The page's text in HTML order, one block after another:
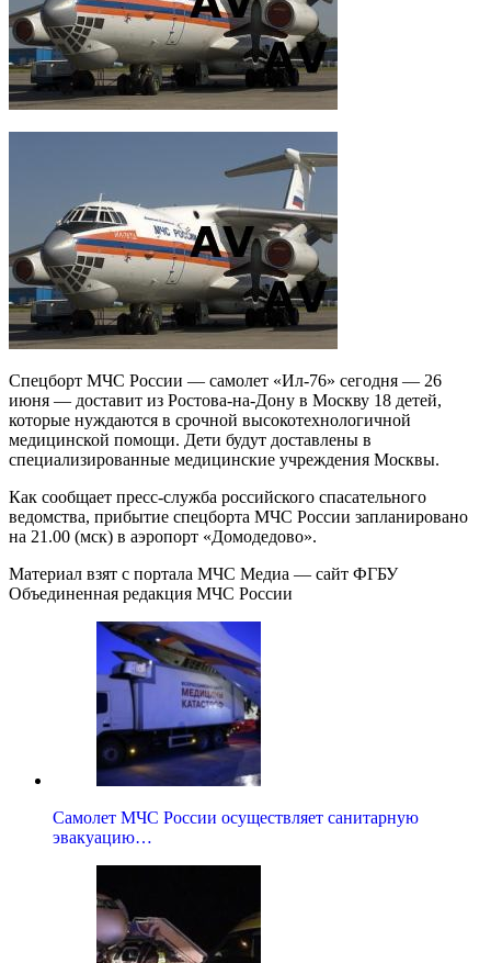
Спецборт МЧС России — самолет «Ил-76» сегодня — 26
июня — доставит из Ростова-на-Дону в Москву 18 детей,
которые нуждаются в срочной высокотехнологичной
медицинской помощи. Дети будут доставлены в
специализированные медицинские учреждения Москвы.
Как сообщает пресс-служба российского спасательного
ведомства, прибытие спецборта МЧС России запланировано
на 21.00 (мск) в аэропорт «Домодедово».
Материал взят с портала МЧС Медиа — сайт ФГБУ
Объединенная редакция МЧС России
Самолет МЧС России осуществляет санитарную
эвакуацию…